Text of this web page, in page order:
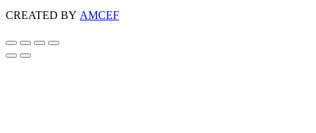
CREATED BY AMCEF